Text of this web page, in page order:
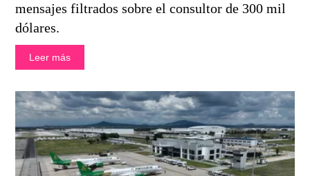
mensajes filtrados sobre el consultor de 300 mil
dólares.
Leer más